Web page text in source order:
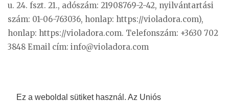
u. 24. fszt. 21., adószám: 21908769-2-42, nyilvántartási
szám: 01-06-763036, honlap: https://violadora.com),
honlap: https://violadora.com. Telefonszám: +3630 702
3848 Email cím: info@violadora.com
Ez a weboldal sütiket használ. Az Uniós